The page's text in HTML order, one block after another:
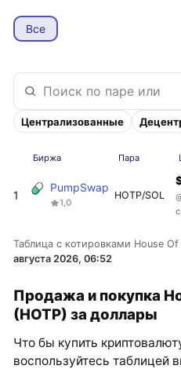
Все
Централизованные
Биржа Пара
1
PumpSwap
1,0
HOTP/SOL
Таблица с котировками House
августа 2026, 06:52
Продажа и покупка
(HOTP) за доллары
Что бы купить
воспользуйтесь таблицей